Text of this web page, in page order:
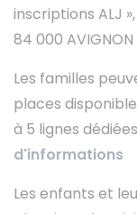
inscriptions ALJ
84 000
Les familles
places
à 5 lignes
d'informations
Les enfants et